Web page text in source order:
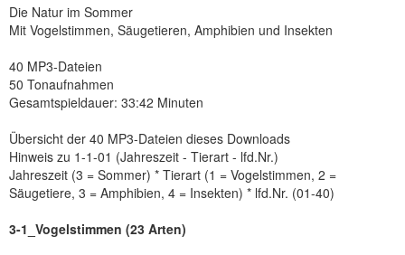
Die Natur im Sommer
Mit Vogelstimmen, Säugetieren, Amphibien und Insekten
40 MP3-Dateien
50 Tonaufnahmen
Gesamtspieldauer: 33:42 Minuten
Übersicht der 40 MP3-Dateien dieses Downloads
Hinweis zu 1-1-01 (Jahreszeit - Tierart - lfd.Nr.)
Jahreszeit (3 = Sommer) * Tierart (1 = Vogelstimmen, 2 =
Säugetiere, 3 = Amphibien, 4 = Insekten) * lfd.Nr. (01-40)
3-1_Vogelstimmen (23 Arten)